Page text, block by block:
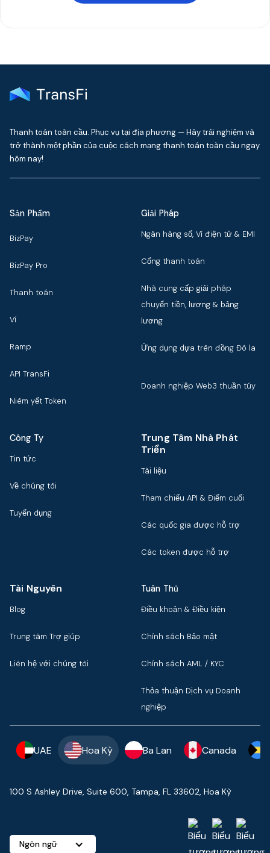
Thanh toán toàn cầu. Phục vụ tại địa phương — Hãy trải nghiệm và
trở thành một phần của cuộc cách mạng thanh toán toàn cầu ngay
hôm nay!
Sản Phẩm
BizPay
BizPay Pro
Thanh toán
Ví
Ramp
API TransFi
Niêm yết Token
Giải Pháp
Ngân hàng số, Ví điện tử & EMI
Cổng thanh toán
Nhà cung cấp giải pháp
chuyển tiền, lương & bảng
lương
Ứng dụng dựa trên đồng Đô la
Doanh nghiệp Web3 thuần túy
Công Ty
Tin tức
Về chúng tôi
Tuyển dụng
Trung Tâm Nhà Phát
Triển
Tài liệu
Tham chiếu API & Điểm cuối
Các quốc gia được hỗ trợ
Các token được hỗ trợ
Tài Nguyên
Blog
Trung tâm Trợ giúp
Liên hệ với chúng tôi
Tuân Thủ
Điều khoản & Điều kiện
Chính sách Bảo mật
Chính sách AML / KYC
Thỏa thuận Dịch vụ Doanh
nghiệp
UAE Hoa Kỳ Ba Lan Canada
100 S Ashley Drive, Suite 600, Tampa, FL 33602, Hoa Kỳ
Ngôn ngữ